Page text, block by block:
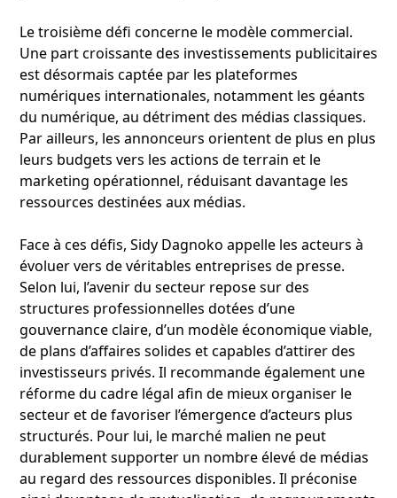
Le troisième défi concerne le modèle commercial.
Une part croissante des investissements publicitaires
est désormais captée par les plateformes
numériques internationales, notamment les géants
du numérique, au détriment des médias classiques.
Par ailleurs, les annonceurs orientent de plus en plus
leurs budgets vers les actions de terrain et le
marketing opérationnel, réduisant davantage les
ressources destinées aux médias.
Face à ces défis, Sidy Dagnoko appelle les acteurs à
évoluer vers de véritables entreprises de presse.
Selon lui, l’avenir du secteur repose sur des
structures professionnelles dotées d’une
gouvernance claire, d’un modèle économique viable,
de plans d’affaires solides et capables d’attirer des
investisseurs privés. Il recommande également une
réforme du cadre légal afin de mieux organiser le
secteur et de favoriser l’émergence d’acteurs plus
structurés. Pour lui, le marché malien ne peut
durablement supporter un nombre élevé de médias
au regard des ressources disponibles. Il préconise